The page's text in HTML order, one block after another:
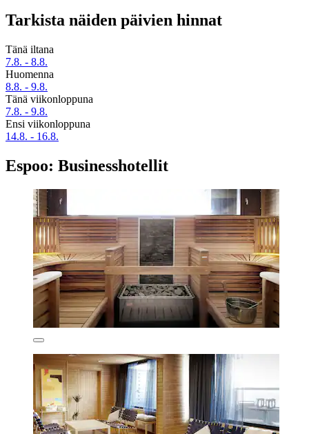
Tarkista näiden päivien hinnat
Tänä iltana
7.8. - 8.8.
Huomenna
8.8. - 9.8.
Tänä viikonloppuna
7.8. - 9.8.
Ensi viikonloppuna
14.8. - 16.8.
Espoo: Businesshotellit